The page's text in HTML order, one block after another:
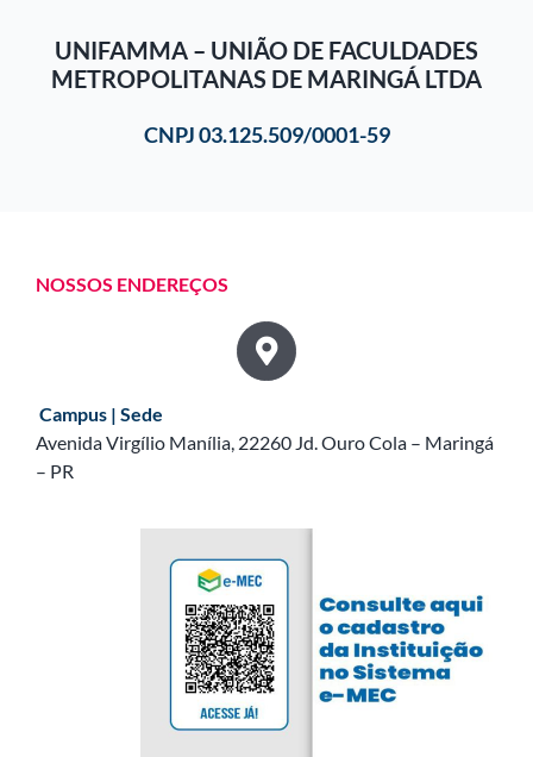
UNIFAMMA – UNIÃO DE FACULDADES
METROPOLITANAS DE MARINGÁ LTDA
CNPJ 03.125.509/0001-59
NOSSOS ENDEREÇOS
Campus | Sede
Avenida Virgílio Manília, 22260 Jd. Ouro Cola – Maringá
– PR